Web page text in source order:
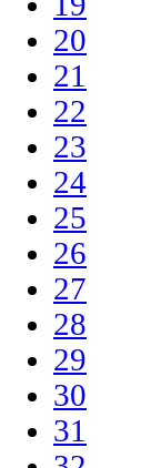
20
21
22
23
24
25
26
27
28
29
30
31